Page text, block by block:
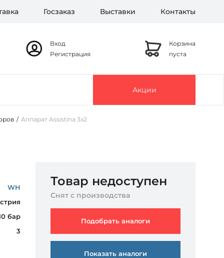
Госзаказ Выставки Контакты
Вход
Регистрация
Корзина
пуста
Акции
/ Аппарат Assistina 3x2
WH
бар
3
Товар недоступен
Снят с производства
Подобрать аналоги
Показать аналоги